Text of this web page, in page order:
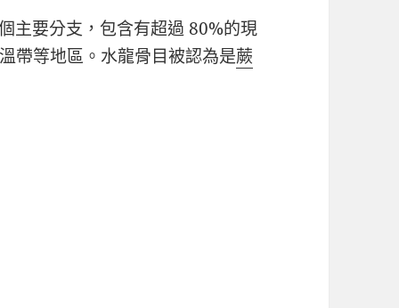
主要分支，包含有超過 80%的現
帶等地區。水龍骨目被認為是蕨